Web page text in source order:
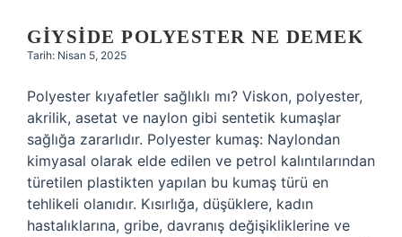
GIYSIDE POLYESTER NE DEMEK
Tarih: Nisan 5, 2025
Polyester kıyafetler sağlıklı mı? Viskon, polyester,
akrilik, asetat ve naylon gibi sentetik kumaşlar
sağlığa zararlıdır. Polyester kumaş: Naylondan
kimyasal olarak elde edilen ve petrol kalıntılarından
türetilen plastikten yapılan bu kumaş türü en
tehlikeli olanıdır. Kısırlığa, düşüklere, kadın
hastalıklarına, gribe, davranış değişikliklerine ve